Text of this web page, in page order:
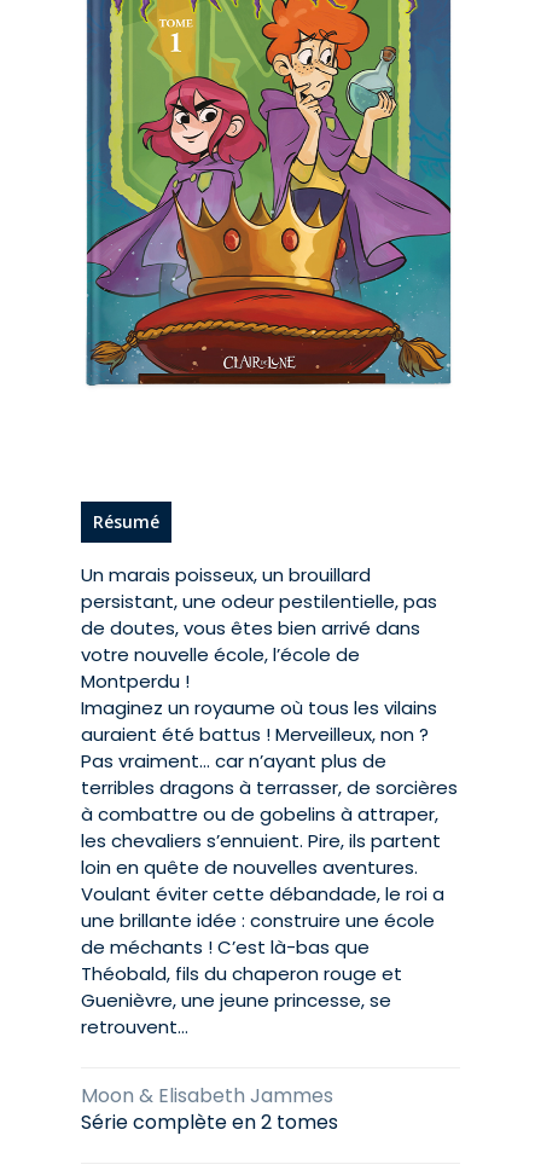
Résumé
Un marais poisseux, un brouillard
persistant, une odeur pestilentielle, pas
de doutes, vous êtes bien arrivé dans
votre nouvelle école, l’école de
Montperdu !
Imaginez un royaume où tous les vilains
auraient été battus ! Merveilleux, non ?
Pas vraiment… car n’ayant plus de
terribles dragons à terrasser, de sorcières
à combattre ou de gobelins à attraper,
les chevaliers s’ennuient. Pire, ils partent
loin en quête de nouvelles aventures.
Voulant éviter cette débandade, le roi a
une brillante idée : construire une école
de méchants ! C’est là-bas que
Théobald, fils du chaperon rouge et
Guenièvre, une jeune princesse, se
retrouvent…
Moon & Elisabeth Jammes
Série complète en 2 tomes